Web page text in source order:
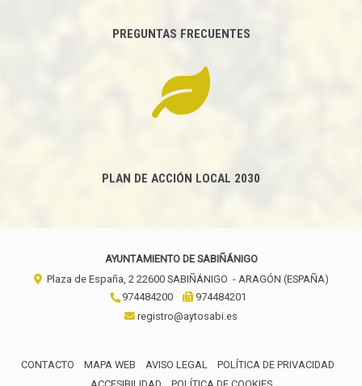
PREGUNTAS FRECUENTES
PLAN DE ACCIÓN LOCAL 2030
AYUNTAMIENTO DE SABIÑÁNIGO
Plaza de España, 2 22600 SABIÑÁNIGO - ARAGÓN (ESPAÑA)
974484200
974484201
registro@aytosabi.es
CONTACTO MAPA WEB AVISO LEGAL
POLÍTICA DE PRIVACIDAD